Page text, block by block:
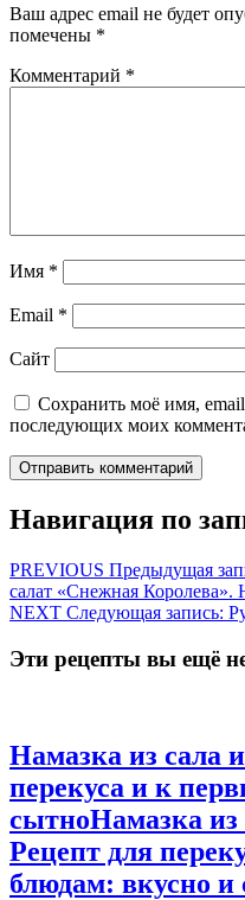
Ваш адрес email не будет
помечены *
Комментарий *
Имя *
Email *
Сайт
Сохранить моё имя, email
последующих моих
Навигация по
PREVIOUS Предыдущая
салат «Снежная
NEXT Следующая запись:
Эти рецепты вы ещё
Намазка из сала
перекуса и к
сытноНамазка из
Рецепт для
блюдам: вкусно и